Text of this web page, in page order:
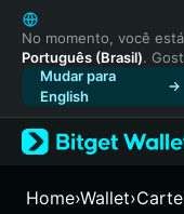
English
日本語
Tiếng Việt
Русский
Español
Türkçe
Français
No momento, você
Português (Brasil).
Mudar para
English
Home›Wallet›